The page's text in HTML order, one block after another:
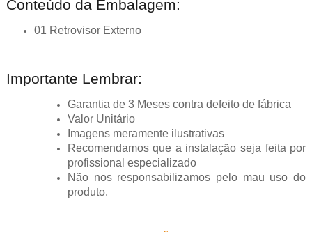
Conteúdo da Embalagem:
01 Retrovisor Externo
Importante Lembrar:
Garantia de 3 Meses contra defeito de fábrica
Valor Unitário
Imagens meramente ilustrativas
Recomendamos que a instalação seja feita por
profissional especializado
Não nos responsabilizamos pelo mau uso do
produto.